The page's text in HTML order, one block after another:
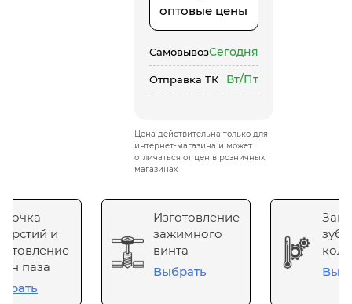
оптовые цены
СамовывозСегодня
Отправка ТК Вт/Пт
Цена действительна только для
интернет-магазина и может
отличаться от цен в розничных
магазинах
и
паза
Изготовление
зажимного
винта
Выбрать